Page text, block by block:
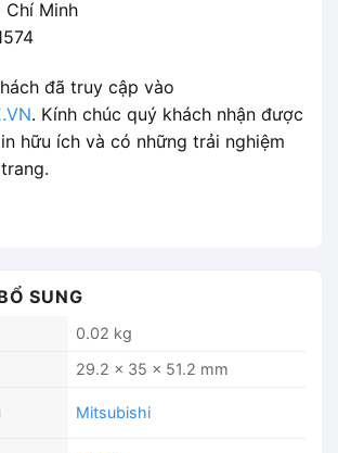
Chí Minh
đã truy cập vào
. Kính chúc quý khách nhận được
hữu ích và có những trải nghiệm
SUNG
0.02 kg
29.2 × 35 × 51.2 mm
Mitsubishi